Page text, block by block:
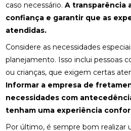
caso necessário.A transparência
confiança e garantir que as
atendidas.
Considere as necessidades
planejamento. Isso inclui pessoas
ou crianças, que exigem certas
Informar a empresa de
necessidades com
tenham uma experiência
Por último, é sempre bom realizar